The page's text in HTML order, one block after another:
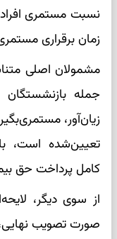
زمان برقراری
مشمولان اصلی
جمله
زیان‌آور،
تعیین‌شده است،
کامل پرداخت حق
از سوی دیگر،
صورت تصویب